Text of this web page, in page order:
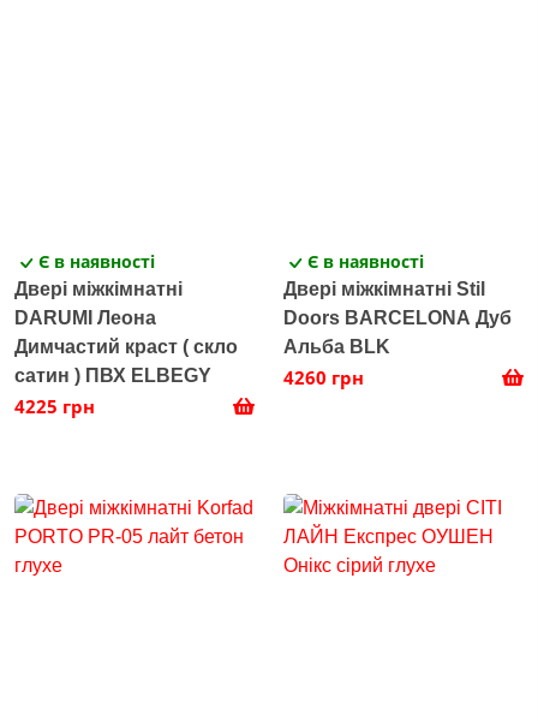
Є в наявності
Двері міжкімнатні
DARUMI Леона
Димчастий краст ( скло
сатин ) ПВХ ELBEGY
4225 грн
Є в наявності
Двері міжкімнатні Stil
Doors BARCELONA Дуб
Альба BLK
4260 грн